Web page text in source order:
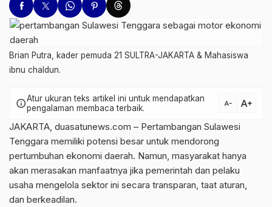
Brian Putra, kader pemuda 21 SULTRA-JAKARTA & Mahasiswa
ibnu chaldun.
infoAtur ukuran teks artikel ini untuk mendapatkan
pengalaman membaca terbaik.
text_decrease text_increase
JAKARTA, duasatunews.com – Pertambangan Sulawesi
Tenggara memiliki potensi besar untuk mendorong
pertumbuhan ekonomi daerah. Namun, masyarakat hanya
akan merasakan manfaatnya jika pemerintah dan pelaku
usaha mengelola sektor ini secara transparan, taat aturan,
dan berkeadilan.